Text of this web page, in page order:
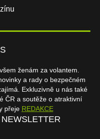
ženám za volantem.
a rady o bezpečném
Exkluzivně u nás také
ČR a soutěže o atraktivní
přeje REDAKCE